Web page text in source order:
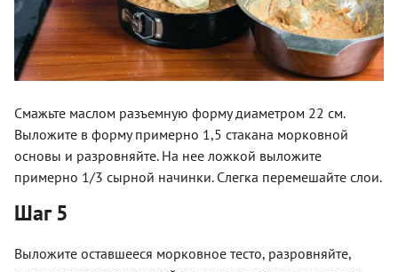
Смажьте маслом разъемную форму диаметром 22 см.
Выложите в форму примерно 1,5 стакана морковной
основы и разровняйте. На нее ложкой выложите
примерно 1/3 сырной начинки. Слегка перемешайте слои.
Шаг 5
Выложите оставшееся морковное тесто, разровняйте,